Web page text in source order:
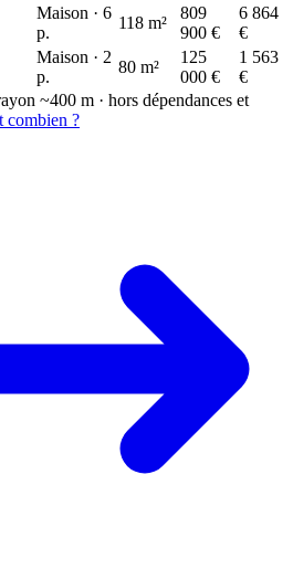
Maison · 6
p.
118 m²
809
900 €
6 864
€
Maison · 2
p.
80 m²
125
000 €
1 563
€
~400 m · hors dépendances et
combien ?